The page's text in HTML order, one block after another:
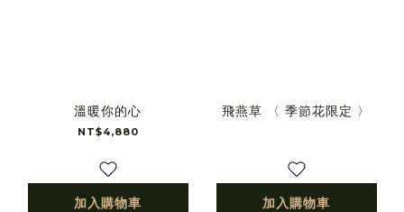
溫暖你的心
NT$4,880
加入購物車
飛燕草 〈 季節花限定 〉
加入購物車